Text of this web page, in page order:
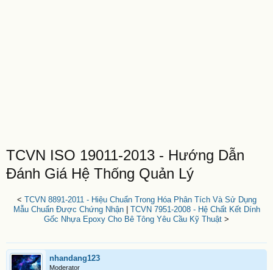
TCVN ISO 19011-2013 - Hướng Dẫn
Đánh Giá Hệ Thống Quản Lý
< TCVN 8891-2011 - Hiệu Chuẩn Trong Hóa Phân Tích Và Sử Dụng
Mẫu Chuẩn Được Chứng Nhận| TCVN 7951-2008 - Hệ Chất Kết Dính
Gốc Nhựa Epoxy Cho Bê Tông Yêu Cầu Kỹ Thuật >
nhandang123
Moderator